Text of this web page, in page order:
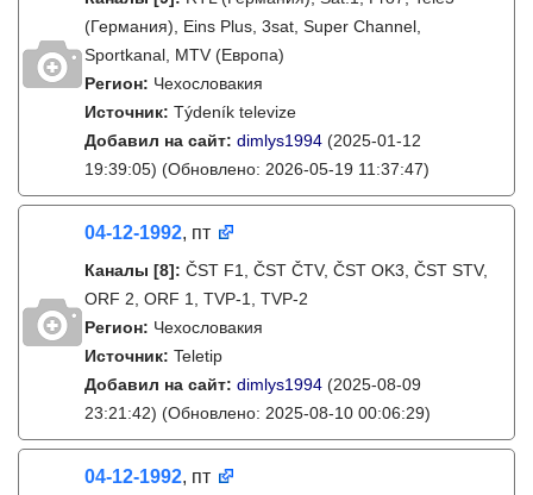
(Германия), Eins Plus, 3sat, Super Channel,
Sportkanal, MTV (Европа)
Регион: Чехословакия
Источник: Týdeník televize
Добавил на сайт: dimlys1994 (2025-01-12
19:39:05) (Обновлено: 2026-05-19 11:37:47)
04-12-1992, пт
Каналы [8]: ČST F1, ČST ČTV, ČST OK3, ČST STV,
ORF 2, ORF 1, TVP-1, TVP-2
Регион: Чехословакия
Источник: Teletip
Добавил на сайт: dimlys1994 (2025-08-09
23:21:42) (Обновлено: 2025-08-10 00:06:29)
04-12-1992, пт